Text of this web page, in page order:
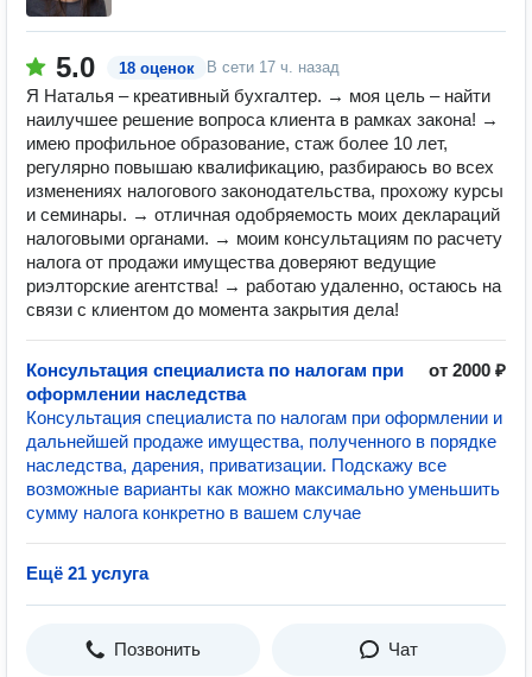
5.0 18 оценок В сети 17 ч. назад
Я Наталья – креативный бухгалтер. → моя цель – найти
наилучшее решение вопроса клиента в рамках закона! →
имею профильное образование, стаж более 10 лет,
регулярно повышаю квалификацию, разбираюсь во всех
изменениях налогового законодательства, прохожу курсы
и семинары. → отличная одобряемость моих деклараций
налоговыми органами. → моим консультациям по расчету
налога от продажи имущества доверяют ведущие
риэлторские агентства! → работаю удаленно, остаюсь на
связи с клиентом до момента закрытия дела!
Консультация специалиста по налогам при
оформлении наследства
от 2000 ₽
Консультация специалиста по налогам при оформлении и
дальнейшей продаже имущества, полученного в порядке
наследства, дарения, приватизации. Подскажу все
возможные варианты как можно максимально уменьшить
сумму налога конкретно в вашем случае
Ещё 21 услуга
Позвонить Чат